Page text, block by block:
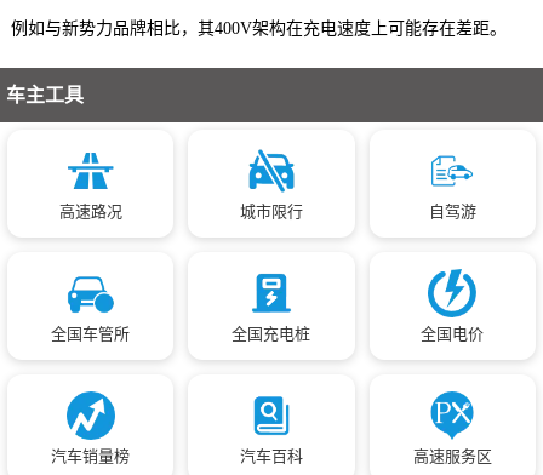
例如与新势力品牌相比，其400V架构在充电速度上可能存在差距。
车主工具
高速路况 城市限行 自驾游
全国车管所 全国充电桩 全国电价
汽车销量榜 汽车百科 高速服务区